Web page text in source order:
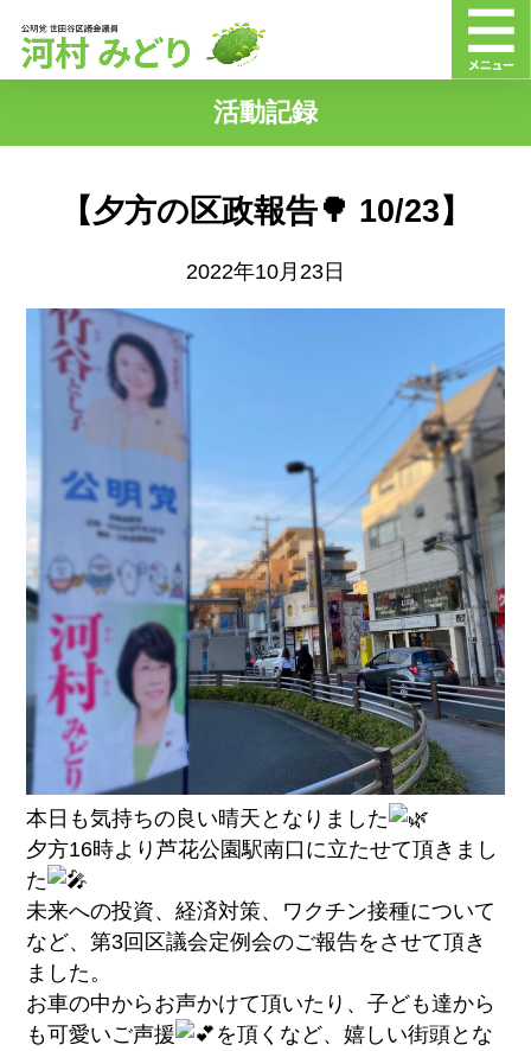
活動記録
【夕方の区政報告🌳 10/23】
2022年10月23日
本日も気持ちの良い晴天となりました
夕方16時より芦花公園駅南口に立たせて頂きまし
た
未来への投資、経済対策、ワクチン接種について
など、第3回区議会定例会のご報告をさせて頂き
ました。
お車の中からお声かけて頂いたり、子ども達から
も可愛いご声援
を頂くなど、嬉しい街頭とな